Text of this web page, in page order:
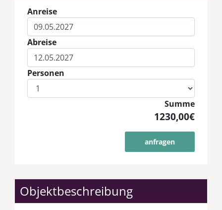
Anreise
Abreise
Personen
Summe
1230,00€
anfragen
Objektbeschreibung